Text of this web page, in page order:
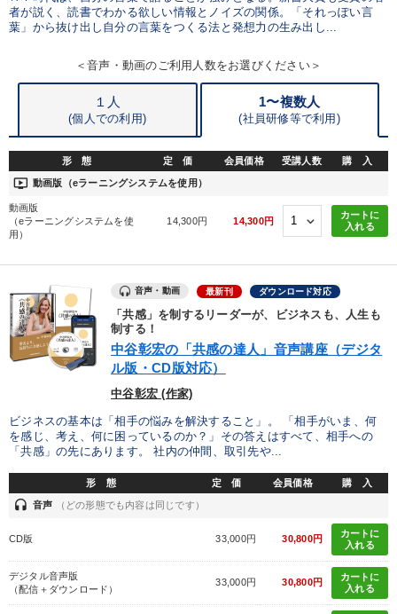
キーワード
労務問題・リスク対策 インフレ対策・値上げ 販売戦略
株式市場 聞き手・作間信司 老舗企業
※「更新」を押すと「テーマ」「キーワード」を更新いただけます。
ondemand_video 経営音声・動画を探す 更新する
しいただけます
カテゴリー
【4月】音声・映像 会社のパフォーマンスを高める講話
【2月】音声・映像
2026年春季全国経営者セミナー収録講演ＣＤ・講演ＤＶＤ・デジ
タル版（音声／動画ストリーミング・ダウンロード）
経営戦略・経営実務 最新トレンドと時代の潮流を押さえる
社員が自律的に動き出す組織づくり 147回春季大会
【12月】音声・映像
者が説く、読書でわかる欲しい情報とノイズの関係。「それっぽい言
葉」から抜け出し自分の言葉をつくる法と発想力の生み出し...
＜音声・動画のご利用人数をお選びください＞
１人
(個人での利用)
1〜複数人
(社員研修等で利用)
形 態 定 価 会員価格 受講人数 購 入
ondemand_video 動画版（eラーニングシステムを使用）
動画版
（eラーニングシステムを使
用）
14,300円 14,300円
カートに
入れる
音声・動画 最新刊 ダウンロード対応
「共感」を制するリーダーが、ビジネスも、人生も
制する！
中谷彰宏の「共感の達人」音声講座（デジタ
ル版・CD版対応）
中谷彰宏 (作家)
ビジネスの基本は「相手の悩みを解決すること」。 「相手がいま、何
を感じ、考え、何に困っているのか？」その答えはすべて、相手への
「共感」の先にあります。 社内の仲間、取引先や...
形 態 定 価 会員価格 購 入
headset 音声 （どの形態でも内容は同じです）
CD版 33,000円 30,800円
カートに
入れる
デジタル音声版
（配信＋ダウンロード）
33,000円 30,800円
カートに
入れる